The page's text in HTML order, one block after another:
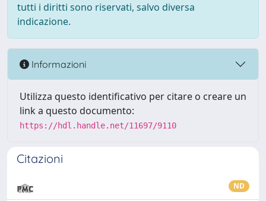
tutti i diritti sono riservati, salvo diversa
indicazione.
Informazioni
Utilizza questo identificativo per citare o creare un
link a questo documento:
https://hdl.handle.net/11697/9110
Citazioni
ND